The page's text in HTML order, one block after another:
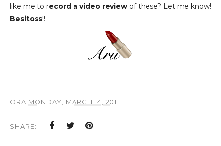
like me to record a video review of these? Let me know!
Besitoss!!
ORA MONDAY, MARCH 14, 2011
SHARE: